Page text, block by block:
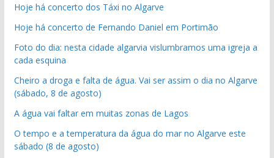
Hoje há concerto dos Táxi no Algarve
Hoje há concerto de Fernando Daniel em Portimão
Foto do dia: nesta cidade algarvia vislumbramos uma igreja a
cada esquina
Cheiro a droga e falta de água. Vai ser assim o dia no Algarve
(sábado, 8 de agosto)
A água vai faltar em muitas zonas de Lagos
O tempo e a temperatura da água do mar no Algarve este
sábado (8 de agosto)